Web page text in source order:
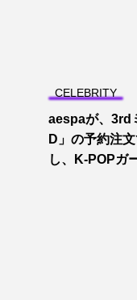
CELEBRITY
aespaが、3rd
D」の予約注
し、K-POPガ